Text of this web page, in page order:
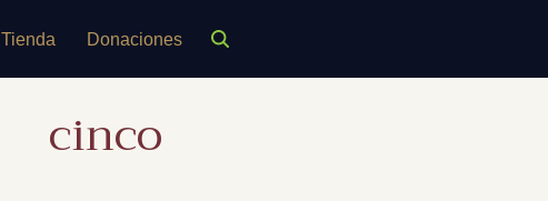
Tienda Donaciones
cinco